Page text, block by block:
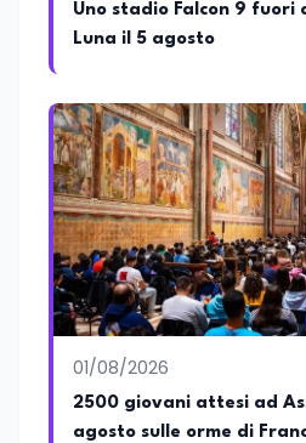
Uno stadio Falcon 9 fuori
Luna il 5 agosto
01/08/2026
2500 giovani attesi ad
agosto sulle orme di